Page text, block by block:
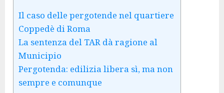
Il caso delle pergotende nel quartiere
Coppedè di Roma
La sentenza del TAR dà ragione al
Municipio
Pergotenda: edilizia libera sì, ma non
sempre e comunque